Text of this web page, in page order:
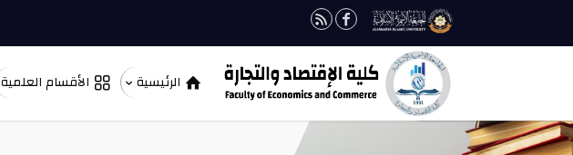
الرئيسية الأقسام العلمية